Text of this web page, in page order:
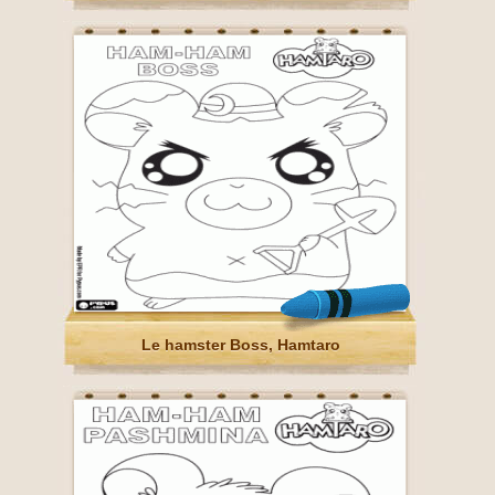
Le hamster Boss, Hamtaro